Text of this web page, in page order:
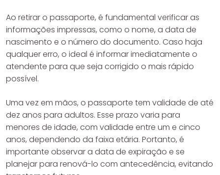
Ao retirar o passaporte, é fundamental verificar as
informações impressas, como o nome, a data de
nascimento e o número do documento. Caso haja
qualquer erro, o ideal é informar imediatamente o
atendente para que seja corrigido o mais rápido
possível.
Uma vez em mãos, o passaporte tem validade de até
dez anos para adultos. Esse prazo varia para
menores de idade, com validade entre um e cinco
anos, dependendo da faixa etária. Portanto, é
importante observar a data de expiração e se
planejar para renová-lo com antecedência, evitando